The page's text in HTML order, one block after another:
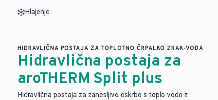
Hlajenje
HIDRAVLIČNA POSTAJA ZA TOPLOTNO ČRPALKO ZRAK-VODA
Hidravlična postaja za
aroTHERM Split plus
Hidravlična postaja za zanesljivo oskrbo s toplo vodo z